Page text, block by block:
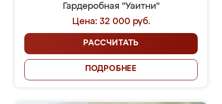
Гардеробная "Уаитни"
Цена: 32 000 руб.
РАССЧИТАТЬ
ПОДРОБНЕЕ